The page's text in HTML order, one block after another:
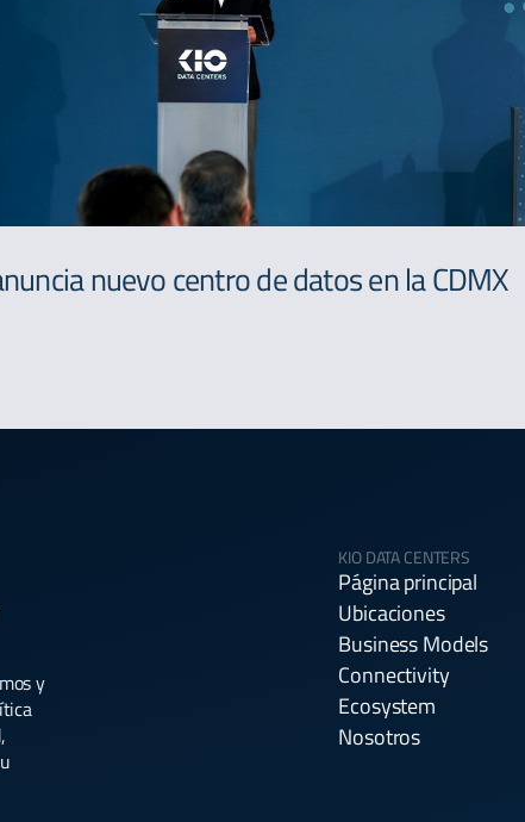
nuevo centro de datos en la CDMX
y
KIO DATA CENTERS
Página principal
Ubicaciones
Business Models
Connectivity
Ecosystem
Nosotros